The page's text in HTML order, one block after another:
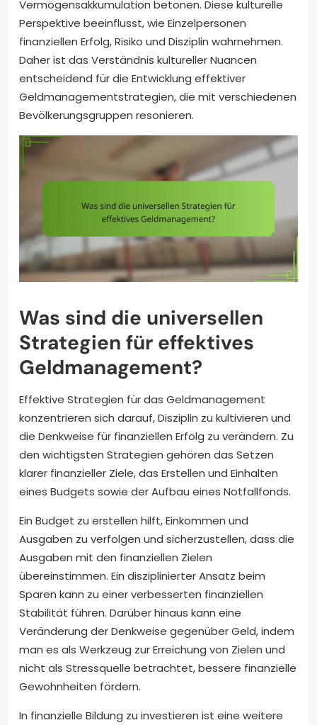
Vermögensakkumulation betonen. Diese kulturelle
Perspektive beeinflusst, wie Einzelpersonen
finanziellen Erfolg, Risiko und Disziplin wahrnehmen.
Daher ist das Verständnis kultureller Nuancen
entscheidend für die Entwicklung effektiver
Geldmanagementstrategien, die mit verschiedenen
Bevölkerungsgruppen resonieren.
Was sind die universellen
Strategien für effektives
Geldmanagement?
Effektive Strategien für das Geldmanagement
konzentrieren sich darauf, Disziplin zu kultivieren und
die Denkweise für finanziellen Erfolg zu verändern. Zu
den wichtigsten Strategien gehören das Setzen
klarer finanzieller Ziele, das Erstellen und Einhalten
eines Budgets sowie der Aufbau eines Notfallfonds.
Ein Budget zu erstellen hilft, Einkommen und
Ausgaben zu verfolgen und sicherzustellen, dass die
Ausgaben mit den finanziellen Zielen
übereinstimmen. Ein disziplinierter Ansatz beim
Sparen kann zu einer verbesserten finanziellen
Stabilität führen. Darüber hinaus kann eine
Veränderung der Denkweise gegenüber Geld, indem
man es als Werkzeug zur Erreichung von Zielen und
nicht als Stressquelle betrachtet, bessere finanzielle
Gewohnheiten fördern.
In finanzielle Bildung zu investieren ist eine weitere